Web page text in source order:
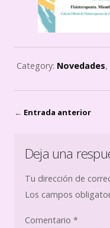
Category: Novedades,
← Entrada anterior
Deja una
Tu dirección de
Los campos
Comentario *